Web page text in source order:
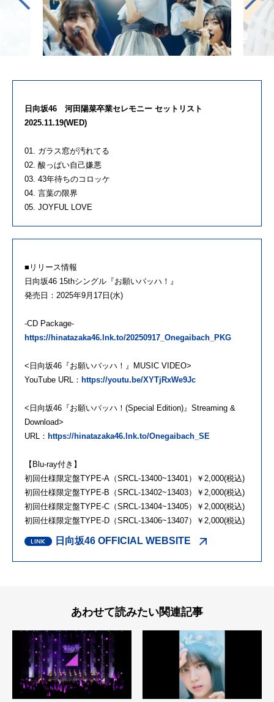
日向坂46 河田陽菜卒業セレモニー セットリスト
2025.11.19(WED)
01. ガラス窓が汚れてる
02. 酸っぱい自己嫌悪
03. 43年待ちのコロッケ
04. 言葉の限界
05. JOYFUL LOVE
■リリース情報
日向坂46 15thシングル『お願いバッハ！』
発売日：2025年9月17日(水)
-CD Package-
https://hinatazaka46.lnk.to/20250917_Onegaibach_PKG
<日向坂46『お願いバッハ！』MUSIC VIDEO>
YouTube URL： https://youtu.be/XYTjRxWe9Jc
<日向坂46『お願いバッハ！(Special Edition)』Streaming &
Download>
URL： https://hinatazaka46.lnk.to/Onegaibach_SE
【Blu-ray付き】
初回仕様限定盤TYPE-A（SRCL-13400~13401）￥2,000(税込)
初回仕様限定盤TYPE-B（SRCL-13402~13403）￥2,000(税込)
初回仕様限定盤TYPE-C（SRCL-13404~13405）￥2,000(税込)
初回仕様限定盤TYPE-D（SRCL-13406~13407）￥2,000(税込)
日向坂46 OFFICIAL WEBSITE
あわせて読みたい関連記事